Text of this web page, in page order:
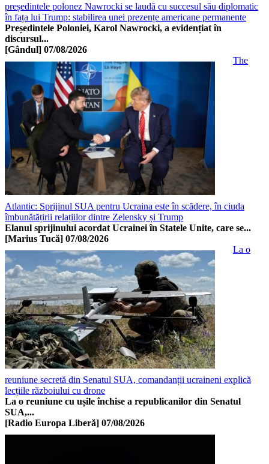
președintele polonez Nawrocki se laudă cu succesul său diplomatic
în fața lui Trump: stabilirea unei prezențe americane permanente
Președintele Poloniei, Karol Nawrocki, a evidențiat în
discursul...
[Gândul] 07/08/2026
The
Atlantic: Sprijinul SUA pentru Ucraina este în scădere, în ciuda
îmbunătățirii relațiilor dintre Zelensky și Trump
Elanul sprijinului acordat Ucrainei în Statele Unite, care se...
[Marius Tucă] 07/08/2026
La o
reuniune secretă din Senatul SUA, comandanții ucraineni explică
lecțiile războiului cu drone
La o reuniune cu ușile închise a republicanilor din Senatul
SUA,...
[Radio Europa Liberă] 07/08/2026